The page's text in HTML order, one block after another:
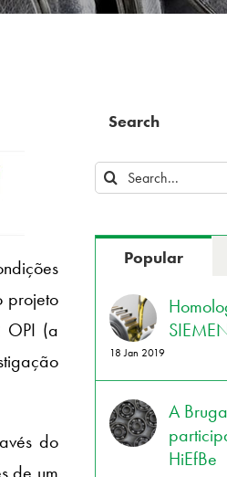
projeto
OPI (a
do
de um
Search
Search
Popular
18 Jan 2019
A
HiEfBe